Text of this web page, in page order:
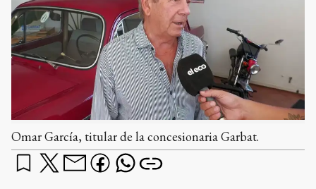
Omar García, titular de la concesionaria Garbat.